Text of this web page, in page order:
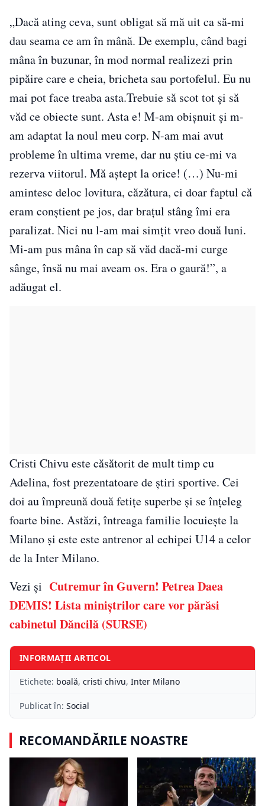
„Dacă ating ceva, sunt obligat să mă uit ca să-mi
dau seama ce am în mână. De exemplu, când bagi
mâna în buzunar, în mod normal realizezi prin
pipăire care e cheia, bricheta sau portofelul. Eu nu
mai pot face treaba asta.Trebuie să scot tot și să
văd ce obiecte sunt. Asta e! M-am obișnuit și m-
am adaptat la noul meu corp. N-am mai avut
probleme în ultima vreme, dar nu știu ce-mi va
rezerva viitorul. Mă aștept la orice! (…) Nu-mi
amintesc deloc lovitura, căzătura, ci doar faptul că
eram conștient pe jos, dar brațul stâng îmi era
paralizat. Nici nu l-am mai simțit vreo două luni.
Mi-am pus mâna în cap să văd dacă-mi curge
sânge, însă nu mai aveam os. Era o gaură!”, a
adăugat el.
Cristi Chivu este căsătorit de mult timp cu
Adelina, fost prezentatoare de știri sportive. Cei
doi au împreună două fetițe superbe și se înțeleg
foarte bine. Astăzi, întreaga familie locuiește la
Milano și este este antrenor al echipei U14 a celor
de la Inter Milano.
Vezi și Cutremur în Guvern! Petrea Daea
DEMIS! Lista miniștrilor care vor părăsi
cabinetul Dăncilă (SURSE)
INFORMAȚII ARTICOL
Etichete: boală, cristi chivu, Inter Milano
Publicat în: Social
RECOMANDĂRILE NOASTRE